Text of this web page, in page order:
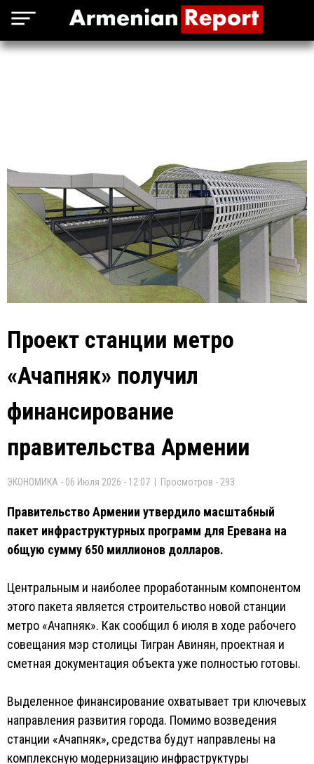
Проект станции метро
«Ачапняк» получил
финансирование
правительства Армении
ЭКОНОМИКА - 06 Июля 2026 - 12:07 | Просмотров - 293
Правительство Армении утвердило масштабный
пакет инфраструктурных программ для Еревана на
общую сумму 650 миллионов долларов.
Центральным и наиболее проработанным компонентом
этого пакета является строительство новой станции
метро «Ачапняк». Как сообщил 6 июля в ходе рабочего
совещания мэр столицы Тигран Авинян, проектная и
сметная документация объекта уже полностью готовы.
Выделенное финансирование охватывает три ключевых
направления развития города. Помимо возведения
станции «Ачапняк», средства будут направлены на
комплексную модернизацию инфраструктуры